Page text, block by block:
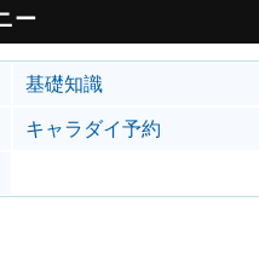
ー
基礎知識
キャラダイ予約